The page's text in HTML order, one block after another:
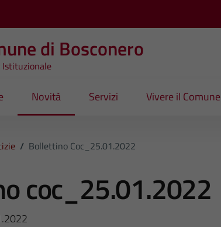
di Bosconero
Istituzionale
Novità Servizi Vivere il Comune
/ Bollettino Coc_25.01.2022
coc_25.01.2022